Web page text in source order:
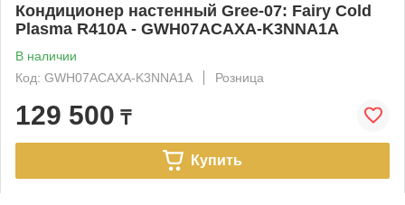
Кондиционер настенный Gree-07: Fairy Cold
Plasma R410A - GWH07ACAXA-K3NNA1A
В наличии
Код: GWH07ACAXA-K3NNA1A
Розница
129 500 ₸
Купить